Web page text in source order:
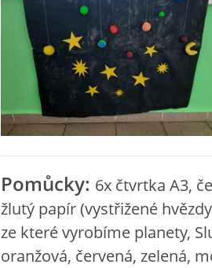
Pomůcky: 6x čtvrtka A3,
žlutý papír (vystřižené
ze které vyrobíme planety,
oranžová, červená, zelená,